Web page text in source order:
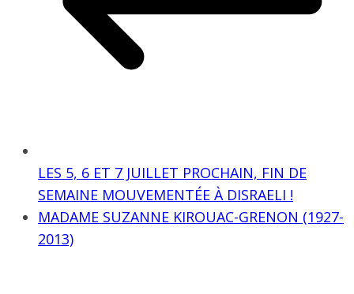
LES 5, 6 ET 7 JUILLET PROCHAIN, FIN DE
SEMAINE MOUVEMENTÉE À DISRAELI !
MADAME SUZANNE KIROUAC-GRENON (1927-
2013)